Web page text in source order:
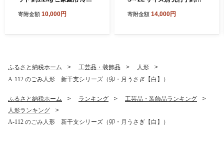
送】 B-658
寄附金額 10,000円
定》温州みかん ふるさと納
寄附金額 14,000円
ふるさと納税ホーム 工芸品・装飾品
人形
A-112 のごみ人形 新干支シリーズ（卯・月うさぎ【白】）
ふるさと納税ホーム ランキング
工芸品・装飾品ランキング
人形ランキング
A-112 のごみ人形 新干支シリーズ（卯・月うさぎ【白】）